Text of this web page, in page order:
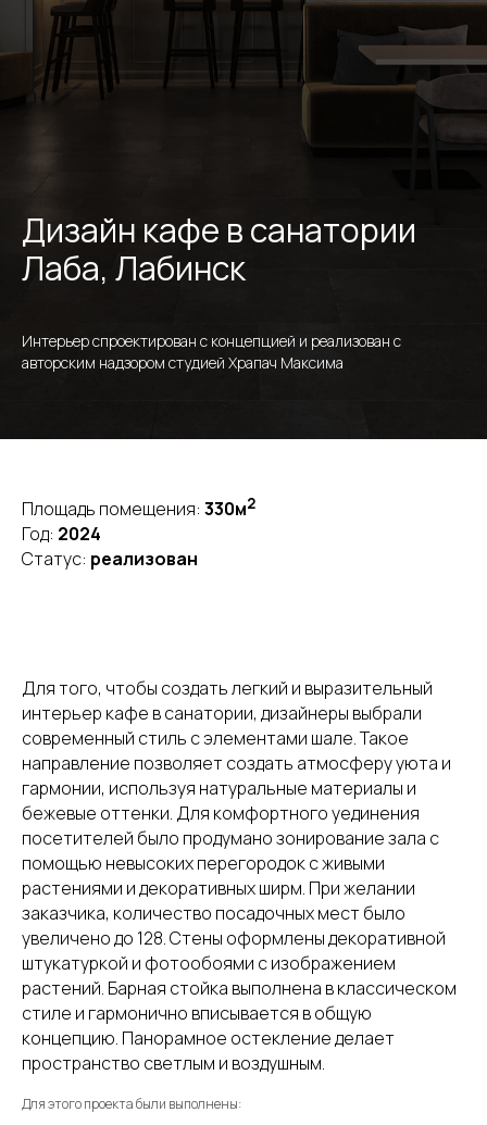
Дизайн кафе в санатории
Лаба, Лабинск
Интерьер спроектирован с концепцией и реализован с
авторским надзором студией Храпач Максима
Площадь помещения: 330м2
Год: 2024
Статус: реализован
Для того, чтобы создать легкий и выразительный
интерьер кафе в санатории, дизайнеры выбрали
современный стиль с элементами шале. Такое
направление позволяет создать атмосферу уюта и
гармонии, используя натуральные материалы и
бежевые оттенки. Для комфортного уединения
посетителей было продумано зонирование зала с
помощью невысоких перегородок с живыми
растениями и декоративных ширм. При желании
заказчика, количество посадочных мест было
увеличено до 128. Стены оформлены декоративной
штукатуркой и фотообоями с изображением
растений. Барная стойка выполнена в классическом
стиле и гармонично вписывается в общую
концепцию. Панорамное остекление делает
пространство светлым и воздушным.
Для этого проекта были выполнены: